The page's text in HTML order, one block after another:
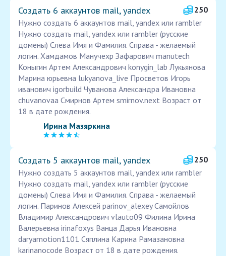
Создать 6 аккаунтов mail, yandex
250
Нужно создать 6 аккаунтов mail, yandex или rambler
Нужно создать mail, yandex или rambler (русские
домены) Слева Имя и Фамилия. Справа - желаемый
логин. Хамдамов Манучехр Зафарович manutech
Коныгин Артем Александрович konygin_lab Лукьянова
Марина юрьевна lukyanova_live Просветов Игорь
иванович igorbuild Чуванова Александра Ивановна
chuvanovaa Смирнов Артем smirnov.next Возраст от
18 в дате рождения.
Ирина Мазяркина
Создать 5 аккаунтов mail, yandex
250
Нужно создать 5 аккаунтов mail, yandex или rambler
Нужно создать mail, yandex или rambler (русские
домены) Слева Имя и Фамилия. Справа - желаемый
логин. Паринов Алексей parinov_alexey Самойлов
Владимир Александрович vlauto09 Филина Ирина
Валерьевна irinafoxys Ванца Дарья Ивановна
daryamotion1101 Сяплина Карина Рамазановна
karinanocode Возраст от 18 в дате рождения.